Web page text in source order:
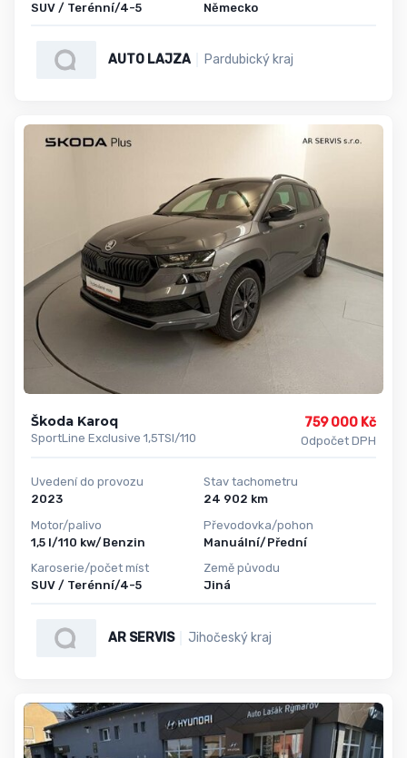
SUV / Terénní/4-5
Německo
AUTO LAJZA Pardubický kraj
Škoda Karoq
SportLine Exclusive 1,5TSI/110
759 000 Kč
Odpočet DPH
Uvedení do provozu
2023
Motor/palivo
1,5 l/110 kw/Benzin
Karoserie/počet míst
SUV / Terénní/4-5
Stav tachometru
24 902 km
Převodovka/pohon
Manuální/Přední
Země původu
Jiná
AR SERVIS Jihočeský kraj